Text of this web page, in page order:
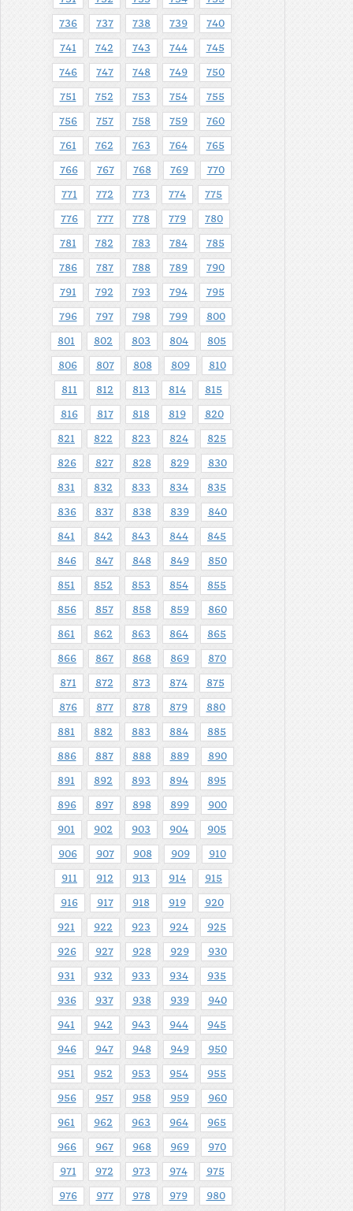
736 737 738 739 740
741 742 743 744 745
746 747 748 749 750
751 752 753 754 755
756 757 758 759 760
761 762 763 764 765
766 767 768 769 770
771 772 773 774 775
776 777 778 779 780
781 782 783 784 785
786 787 788 789 790
791 792 793 794 795
796 797 798 799 800
801 802 803 804 805
806 807 808 809 810
811 812 813 814 815
816 817 818 819 820
821 822 823 824 825
826 827 828 829 830
831 832 833 834 835
836 837 838 839 840
841 842 843 844 845
846 847 848 849 850
851 852 853 854 855
856 857 858 859 860
861 862 863 864 865
866 867 868 869 870
871 872 873 874 875
876 877 878 879 880
881 882 883 884 885
886 887 888 889 890
891 892 893 894 895
896 897 898 899 900
901 902 903 904 905
906 907 908 909 910
911 912 913 914 915
916 917 918 919 920
921 922 923 924 925
926 927 928 929 930
931 932 933 934 935
936 937 938 939 940
941 942 943 944 945
946 947 948 949 950
951 952 953 954 955
956 957 958 959 960
961 962 963 964 965
966 967 968 969 970
971 972 973 974 975
976 977 978 979 980